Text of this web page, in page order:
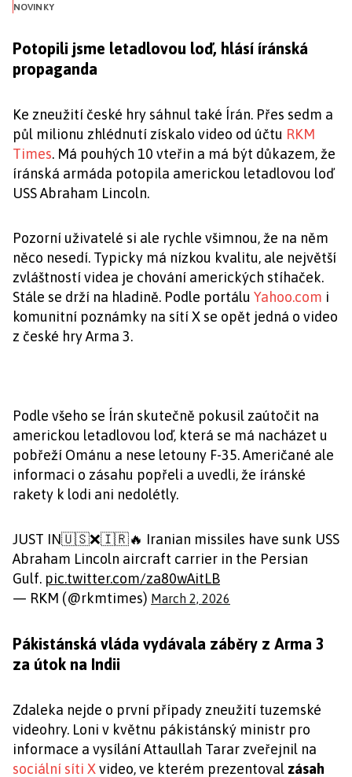
NOVINKY
Potopili jsme letadlovou loď, hlásí íránská
propaganda
Ke zneužití české hry sáhnul také Írán. Přes sedm a
půl milionu zhlédnutí získalo video od účtu RKM
Times. Má pouhých 10 vteřin a má být důkazem, že
íránská armáda potopila americkou letadlovou loď
USS Abraham Lincoln.
Pozorní uživatelé si ale rychle všimnou, že na něm
něco nesedí. Typicky má nízkou kvalitu, ale největší
zvláštností videa je chování amerických stíhaček.
Stále se drží na hladině. Podle portálu Yahoo.com i
komunitní poznámky na sítí X se opět jedná o video
z české hry Arma 3.
Podle všeho se Írán skutečně pokusil zaútočit na
americkou letadlovou loď, která se má nacházet u
pobřeží Ománu a nese letouny F-35. Američané ale
informaci o zásahu popřeli a uvedli, že íránské
rakety k lodi ani nedolétly.
JUST IN🇺🇸❌🇮🇷🔥 Iranian missiles have sunk USS
Abraham Lincoln aircraft carrier in the Persian
Gulf. pic.twitter.com/za80wAitLB
— RKM (@rkmtimes) March 2, 2026
Pákistánská vláda vydávala záběry z Arma 3
za útok na Indii
Zdaleka nejde o první případy zneužití tuzemské
videohry. Loni v květnu pákistánský ministr pro
informace a vysílání Attaullah Tarar zveřejnil na
sociální síti X video, ve kterém prezentovalzásah